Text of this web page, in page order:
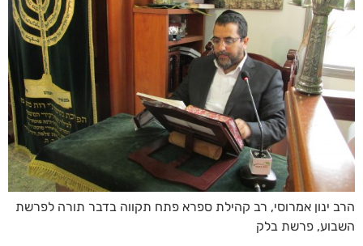
הרב ינון אמרוסי, רב קהילת ספרא פתח תקווה בדבר תורה לפרשת
השבוע, פרשת בלק